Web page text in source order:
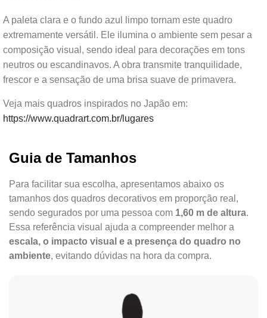
A paleta clara e o fundo azul limpo tornam este quadro
extremamente versátil. Ele ilumina o ambiente sem pesar a
composição visual, sendo ideal para decorações em tons
neutros ou escandinavos. A obra transmite tranquilidade,
frescor e a sensação de uma brisa suave de primavera.
Veja mais quadros inspirados no Japão em:
https://www.quadrart.com.br/lugares
Guia de Tamanhos
Para facilitar sua escolha, apresentamos abaixo os
tamanhos dos quadros decorativos em proporção real,
sendo segurados por uma pessoa com 1,60 m de altura.
Essa referência visual ajuda a compreender melhor a
escala, o impacto visual e a presença do quadro no
ambiente, evitando dúvidas na hora da compra.